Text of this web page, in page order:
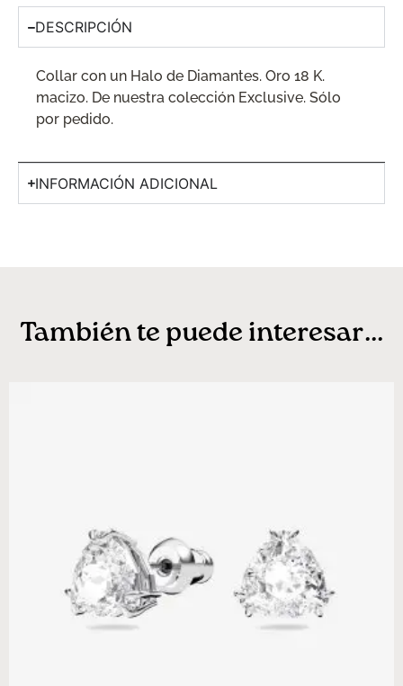
DESCRIPCIÓN
Collar con un Halo de Diamantes. Oro 18 K.
macizo. De nuestra colección Exclusive. Sólo
por pedido.
INFORMACIÓN ADICIONAL
También te puede interesar...